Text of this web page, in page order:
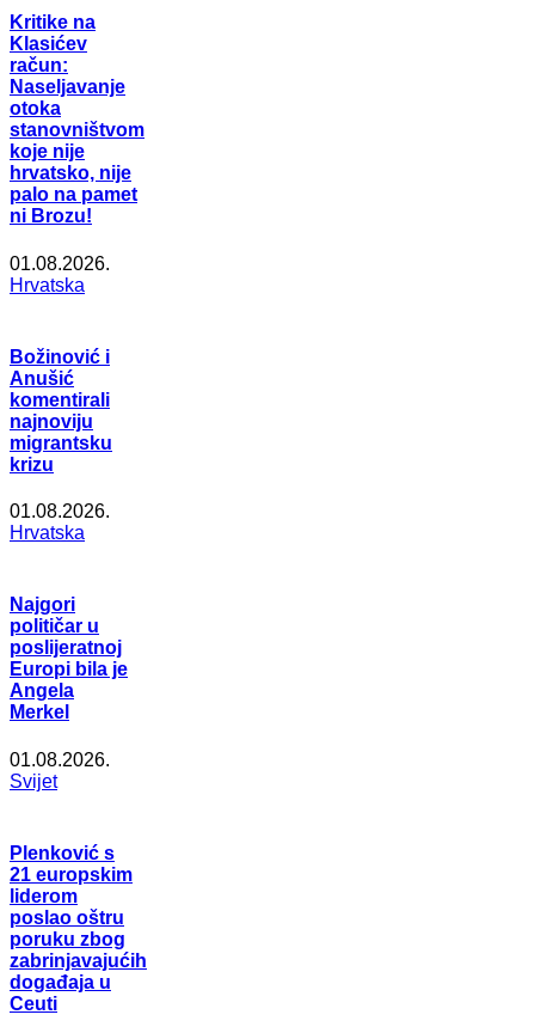
Kritike na
Klasićev
račun:
Naseljavanje
otoka
stanovništvom
koje nije
hrvatsko, nije
palo na pamet
ni Brozu!
01.08.2026.
Hrvatska
Božinović i
Anušić
komentirali
najnoviju
migrantsku
krizu
01.08.2026.
Hrvatska
Najgori
političar u
poslijeratnoj
Europi bila je
Angela
Merkel
01.08.2026.
Svijet
Plenković s
21 europskim
liderom
poslao oštru
poruku zbog
zabrinjavajućih
događaja u
Ceuti